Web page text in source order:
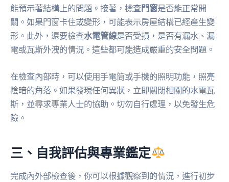
能預示著結構上的問題。接著，檢查門窗是否能正常開
關。如果門窗卡住或變形，可能表示房屋結構已經產生變
形。此外，還要檢查水電管線是否受損，是否有漏水、漏
電或瓦斯外洩的情況。這些都可能造成嚴重的安全問題。
在檢查內部時，可以使用手電筒或手機的照明功能，照亮
陰暗的角落。如果發現任何異狀，立即關閉相關的水電瓦
斯，並尋求專業人士的協助。切勿自行處理，以免發生危
險。
三、自我評估與專業鑑定
完成內外部檢查後，你可以根據觀察到的情況，進行初步